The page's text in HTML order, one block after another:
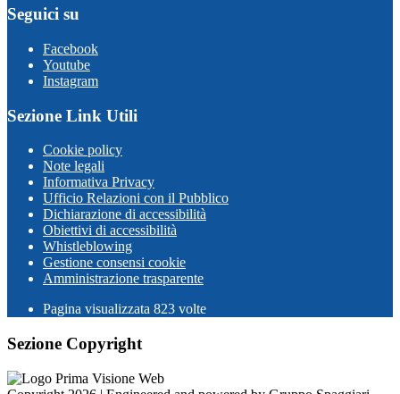
Seguici su
Facebook
Youtube
Instagram
Sezione Link Utili
Cookie policy
Note legali
Informativa Privacy
Ufficio Relazioni con il Pubblico
Dichiarazione di accessibilità
Obiettivi di accessibilità
Whistleblowing
Gestione consensi cookie
Amministrazione trasparente
Pagina visualizzata 823 volte
Sezione Copyright